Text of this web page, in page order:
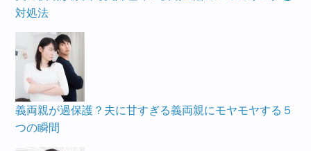
対処法
義両親が過保護？夫に甘すぎる義両親にモヤモヤする５
つの瞬間